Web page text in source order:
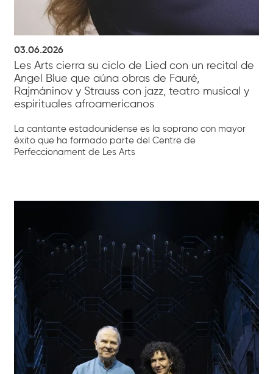
03.06.2026
Les Arts cierra su ciclo de Lied con un recital de
Angel Blue que aúna obras de Fauré,
Rajmáninov y Strauss con jazz, teatro musical y
espirituales afroamericanos
La cantante estadounidense es la soprano con mayor
éxito que ha formado parte del Centre de
Perfeccionament de Les Arts